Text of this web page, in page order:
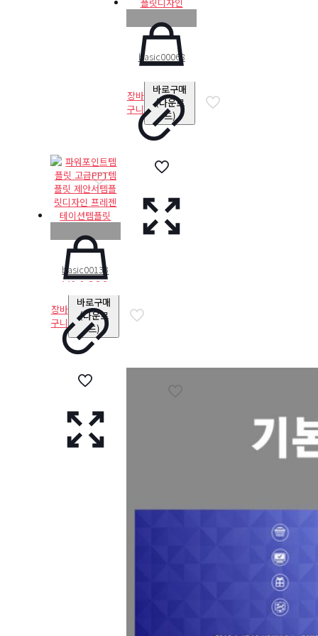
basic00068
₩14,000
장바
구니
바로구매
(다운로
드)
basic00133
₩14,000
장바
구니
바로구매
(다운로
드)